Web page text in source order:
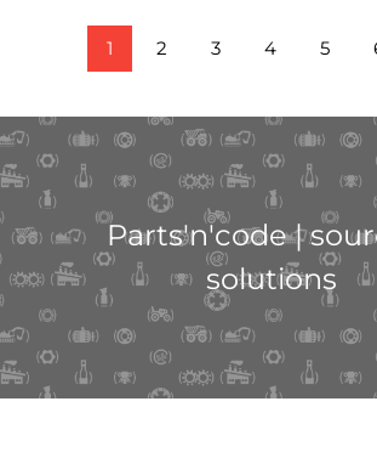
1 2 3 4 5
Parts'n'code |
solutions